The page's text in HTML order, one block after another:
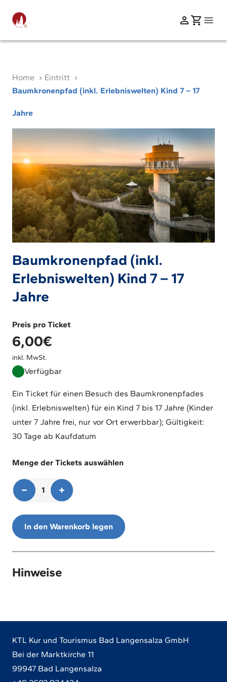
Home
Eintritt
Baumkronenpfad (inkl. Erlebniswelten) Kind 7 – 17
Jahre
Baumkronenpfad (inkl.
Erlebniswelten) Kind 7 – 17
Jahre
Preis pro Ticket
6,00€
inkl. MwSt.
Verfügbar
Ein Ticket für einen Besuch des Baumkronenpfades
(inkl. Erlebniswelten) für ein Kind 7 bis 17 Jahre (Kinder
unter 7 Jahre frei, nur vor Ort erwerbbar); Gültigkeit:
30 Tage ab Kaufdatum
Menge der Tickets auswählen
1
In den Warenkorb legen
Hinweise
KTL Kur und Tourismus Bad Langensalza GmbH
Bei der Marktkirche 11
99947 Bad Langensalza